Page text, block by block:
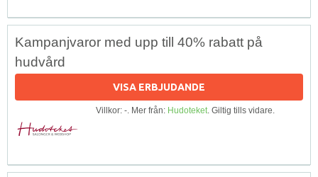
Kampanjvaror med upp till 40% rabatt på
hudvård
VISA ERBJUDANDE
Villkor: -. Mer från: Hudoteket. Giltig tills vidare.